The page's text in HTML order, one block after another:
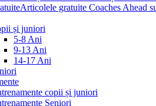
Articolele gratuite Coaches Ahead
și juniori
5-8 Ani
9-13 Ani
14-17 Ani
copii și juniori
Seniori